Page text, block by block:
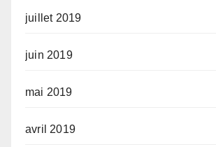
juillet 2019
juin 2019
mai 2019
avril 2019